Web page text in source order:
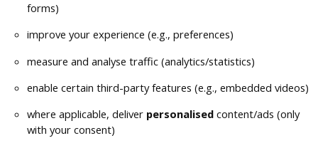
forms)
improve your experience (e.g., preferences)
measure and analyse traffic (analytics/statistics)
enable certain third-party features (e.g., embedded videos)
where applicable, deliver personalised content/ads (only
with your consent)